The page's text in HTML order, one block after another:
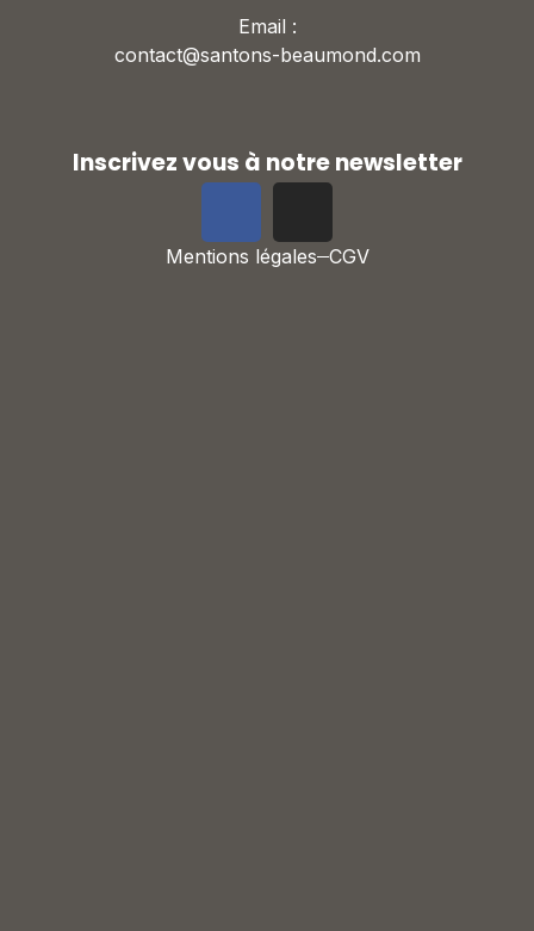
Email :
contact@santons-beaumond.com
Inscrivez vous à notre newsletter
Mentions légales CGV